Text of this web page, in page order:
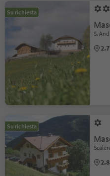
Su richiesta
S.
Su richiesta